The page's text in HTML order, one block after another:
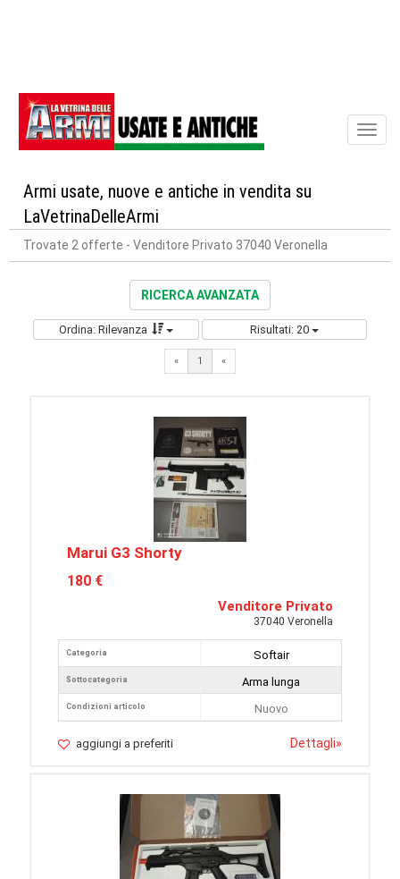
Armi usate, nuove e antiche in vendita su
LaVetrinaDelleArmi
Trovate 2 offerte - Venditore Privato 37040 Veronella
RICERCA AVANZATA
Ordina: Rilevanza Risultati: 20
« 1 «
Marui G3 Shorty
180 €
Venditore Privato
37040 Veronella
Categoria
Sottocategoria
Condizioni articolo
Softair
Arma lunga
Nuovo
aggiungi a preferiti Dettagli»